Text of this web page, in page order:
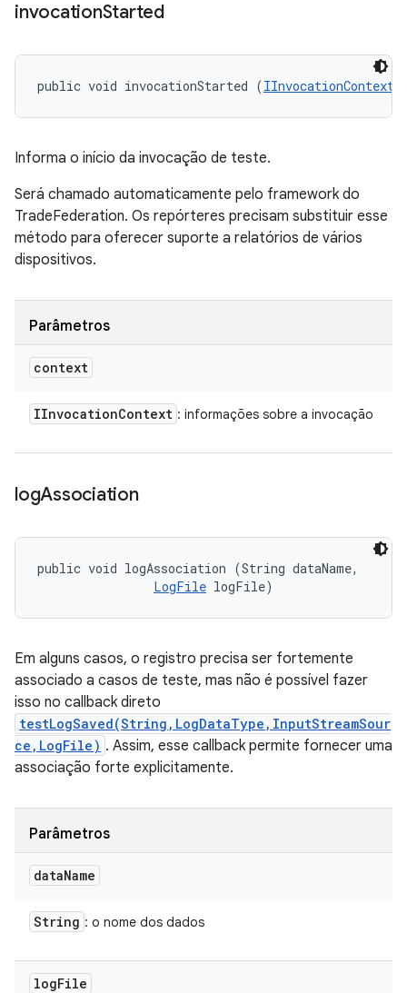
invocationStarted
public void invocationStarted (IInvocationContext
Informa o início da invocação de teste.
Será chamado automaticamente pelo framework do
TradeFederation. Os repórteres precisam substituir esse
método para oferecer suporte a relatórios de vários
dispositivos.
Parâmetros
context
IInvocationContext : informações sobre a invocação
logAssociation
public void logAssociation (String dataName,
LogFile logFile)
Em alguns casos, o registro precisa ser fortemente
associado a casos de teste, mas não é possível fazer
isso no callback direto
testLogSaved(String,LogDataType,InputStreamSour
ce,LogFile) . Assim, esse callback permite fornecer uma
associação forte explicitamente.
Parâmetros
dataName
String : o nome dos dados
logFile